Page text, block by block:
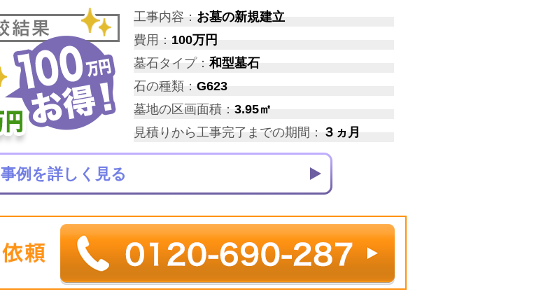
工事内容： お墓の新規建立
費用： 100万円
墓石タイプ：和型墓石
石の種類： G623
墓地の区画面積： 3.95㎡
見積りから工事完了までの期間： ３ヵ月
事例を詳しく見る